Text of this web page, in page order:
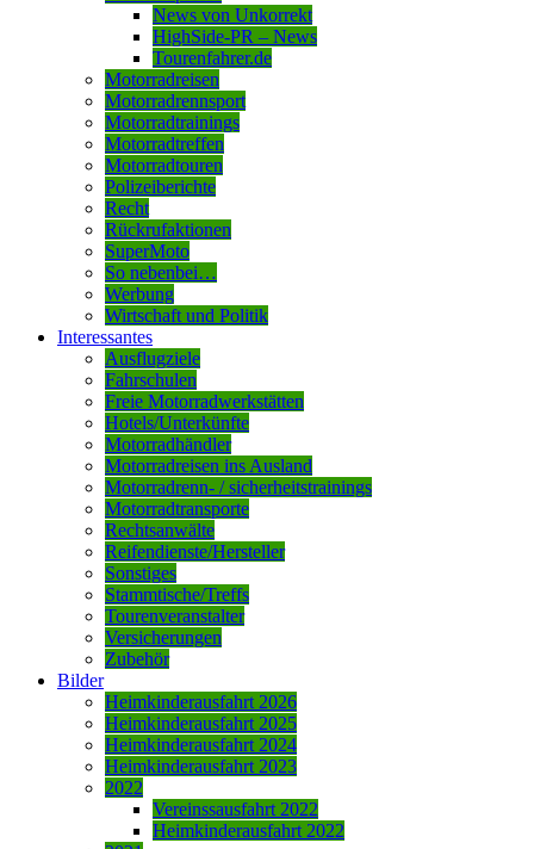
News von Unkorrekt
HighSide-PR – News
Tourenfahrer.de
Motorradreisen
Motorradrennsport
Motorradtrainings
Motorradtreffen
Motorradtouren
Polizeiberichte
Recht
Rückrufaktionen
SuperMoto
So nebenbei…
Werbung
Wirtschaft und Politik
Interessantes
Ausflugziele
Fahrschulen
Freie Motorradwerkstätten
Hotels/Unterkünfte
Motorradhändler
Motorradreisen ins Ausland
Motorradrenn- / sicherheitstrainings
Motorradtransporte
Rechtsanwälte
Reifendienste/Hersteller
Sonstiges
Stammtische/Treffs
Tourenveranstalter
Versicherungen
Zubehör
Bilder
Heimkinderausfahrt 2026
Heimkinderausfahrt 2025
Heimkinderausfahrt 2024
Heimkinderausfahrt 2023
2022
Vereinssausfahrt 2022
Heimkinderausfahrt 2022